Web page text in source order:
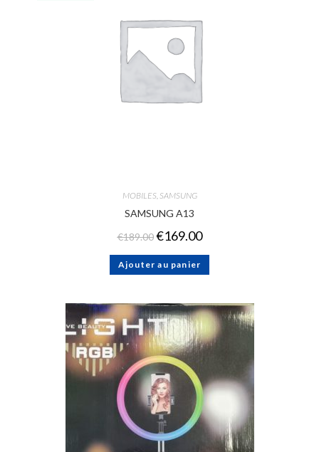
MOBILES, SAMSUNG
SAMSUNG A13
€189.00 €169.00
Ajouter au panier